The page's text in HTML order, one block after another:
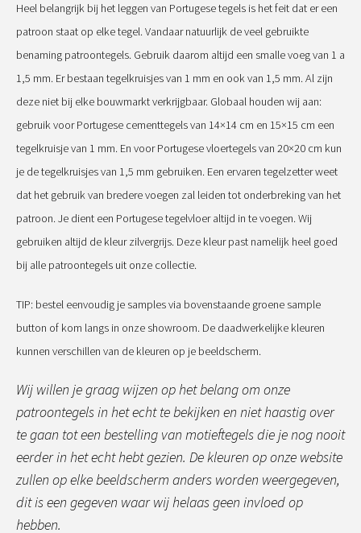
Heel belangrijk bij het leggen van Portugese tegels is het feit dat er een
patroon staat op elke tegel. Vandaar natuurlijk de veel gebruikte
benaming patroontegels. Gebruik daarom altijd een smalle voeg van 1 a
1,5 mm. Er bestaan tegelkruisjes van 1 mm en ook van 1,5 mm. Al zijn
deze niet bij elke bouwmarkt verkrijgbaar. Globaal houden wij aan:
gebruik voor Portugese cementtegels van 14×14 cm en 15×15 cm een
tegelkruisje van 1 mm. En voor Portugese vloertegels van 20×20 cm kun
je de tegelkruisjes van 1,5 mm gebruiken. Een ervaren tegelzetter weet
dat het gebruik van bredere voegen zal leiden tot onderbreking van het
patroon. Je dient een Portugese tegelvloer altijd in te voegen. Wij
gebruiken altijd de kleur zilvergrijs. Deze kleur past namelijk heel goed
bij alle patroontegels uit onze collectie.
TIP: bestel eenvoudig je samples via bovenstaande groene sample
button of kom langs in onze showroom. De daadwerkelijke kleuren
kunnen verschillen van de kleuren op je beeldscherm.
Wij willen je graag wijzen op het belang om onze
patroontegels in het echt te bekijken en niet haastig over
te gaan tot een bestelling van motieftegels die je nog nooit
eerder in het echt hebt gezien. De kleuren op onze website
zullen op elke beeldscherm anders worden weergegeven,
dit is een gegeven waar wij helaas geen invloed op
hebben.